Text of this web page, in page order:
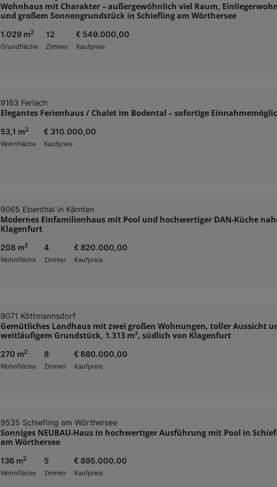
Wohnhaus mit Charakter – außergewöhnlich viel Raum,
und großem Sonnengrundstück in Schiefling am Wörthersee
1.029 m2
Grundfläche
12
Zimmer
€ 549.000,00
Kaufpreis
9163 Ferlach
Elegantes Ferienhaus / Chalet im Bodental – sofortige
53,1 m2
Wohnfläche
€ 310.000,00
Kaufpreis
9065 Ebenthal in Kärnten
Modernes Einfamilienhaus mit Pool und hochwertiger DAN-Küche
Klagenfurt
208 m2
Wohnfläche
4
Zimmer
€ 820.000,00
Kaufpreis
9071 Köttmannsdorf
Gemütliches Landhaus mit zwei großen Wohnungen, toller Aussicht
weitläufigem Grundstück, 1.313 m², südlich von Klagenfurt
270 m2
Wohnfläche
8
Zimmer
€ 680.000,00
Kaufpreis
9535 Schiefling am Wörthersee
Sonniges NEUBAU-Haus in hochwertiger Ausführung mit Pool in
am Wörthersee
136 m2
Wohnfläche
5
Zimmer
€ 895.000,00
Kaufpreis